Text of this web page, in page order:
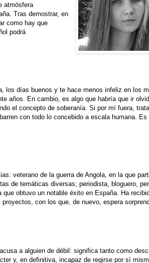
atmósfera
Tras demostrar, en
como hay que
podrá
los días buenos y te hace menos infeliz en los
años. En cambio, es algo que habría que ir
el concepto de soberanía. Si por mí fuera,
con todo lo concebido a escala humana. Es
veterano de la guerra de Angola, en la que
de temáticas diversas; periodista, bloguero,
que obtuvo un notable éxito en España. Ha
con los que, de nuevo, espera
a alguien de débil: significa tanto como
y, en definitiva, incapaz de regirse por sí